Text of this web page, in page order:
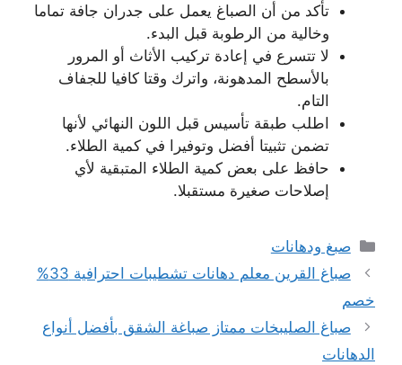
تأكد من أن الصباغ يعمل على جدران جافة تماما
وخالية من الرطوبة قبل البدء.
لا تتسرع في إعادة تركيب الأثاث أو المرور
بالأسطح المدهونة، واترك وقتا كافيا للجفاف
التام.
اطلب طبقة تأسيس قبل اللون النهائي لأنها
تضمن تثبيتا أفضل وتوفيرا في كمية الطلاء.
حافظ على بعض كمية الطلاء المتبقية لأي
إصلاحات صغيرة مستقبلا.
التصنيفات
صبغ ودهانات
صباغ القرين معلم دهانات تشطيبات احترافية 33%
خصم
صباغ الصليبخات ممتاز صباغة الشقق بأفضل أنواع
الدهانات